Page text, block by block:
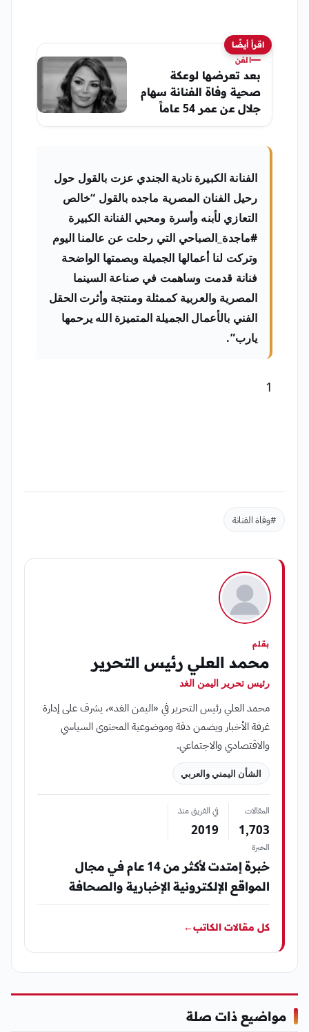
اقرأ أيضًا
الفن
بعد تعرضها لوعكة
صحية وفاة الفنانة سهام
جلال عن عمر 54 عاماً
الفنانة الكبيرة نادية الجندي عزت بالقول حول
رحيل الفنان المصرية ماجده بالقول “خالص
التعازي لأبنه وأسرة ومحبي الفنانة الكبيرة
#ماجدة_الصباحي التي رحلت عن عالمنا اليوم
وتركت لنا أعمالها الجميلة وبصمتها الواضحة
فنانة قدمت وساهمت في صناعة السينما
المصرية والعربية كممثلة ومنتجة وأثرت الحقل
الفني بالأعمال الجميلة المتميزة الله يرحمها
يارب”.
1
#وفاة الفنانة
بقلم
محمد العلي رئيس التحرير
رئيس تحرير اليمن الغد
محمد العلي رئيس التحرير في «اليمن الغد»، يشرف على إدارة
غرفة الأخبار ويضمن دقة وموضوعية المحتوى السياسي
والاقتصادي والاجتماعي.
الشأن اليمني والعربي
المقالات
1٬703
في الفريق منذ
2019
الخبرة
خبرة إمتدت لأكثر من 14 عام في مجال
المواقع الإلكترونية الإخبارية والصحافة
كل مقالات الكاتب←
مواضيع ذات صلة